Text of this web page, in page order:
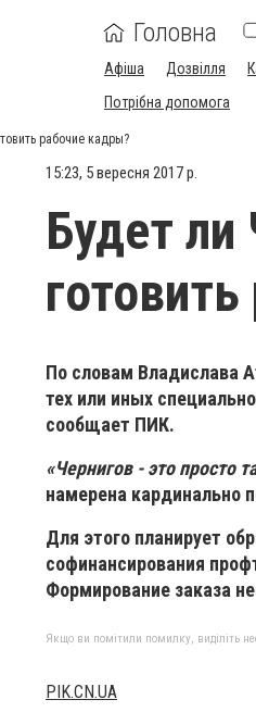
Головна
Афіша Дозвілля
Потрібна допомога
рабочие кадры?
15:23, 5 вересня 2017 р.
Будет ли
По словам Владислава
тех или иных
сообщает ПИК.
«Чернигов - это просто
намерена кардинально
Для этого планирует
софинансирования
Формирование заказа
Якщо ви помітили помилку, виділіть
PIK.CN.UA